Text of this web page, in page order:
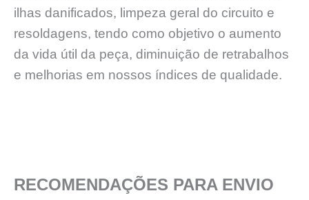
ilhas danificados, limpeza geral do circuito e
resoldagens, tendo como objetivo o aumento
da vida útil da peça, diminuição de retrabalhos
e melhorias em nossos índices de qualidade.
RECOMENDAÇÕES PARA ENVIO